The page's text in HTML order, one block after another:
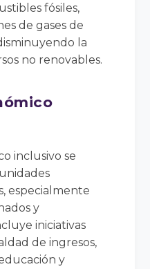
fósiles,
de gases de
la
no renovables.
inclusivo se
especialmente
y
iniciativas
de ingresos,
y